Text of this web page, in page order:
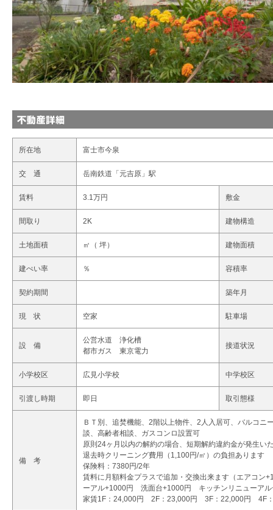
所在地 富士市今泉
交 通 岳南鉄道「元吉原」駅
賃料 3.1万円 敷金
間取り 2K 建物構造
土地面積 ㎡（ 坪） 建物面積
建ぺい率 ％ 容積率
契約期間 築年月
現 状 空家 駐車場
設 備
公営水道 浄化槽
都市ガス 東京電力
接道状況
小学校区 広見小学校 中学校区
引渡し時期 即日 取引態様
備 考
ＢＴ別、追焚機能、2階以上物件、2人入居可、バルコニ
談、高齢者相談、ガスコンロ設置可
原則24ヶ月以内の解約の場合、短期解約違約金が発生い
退去時クリーニング費用（1,100円/㎡）の負担あります
保険料：7380円/2年
賃料に月額料金プラスで追加・交換出来ます（エアコ
ーアル+1000円 洗面台+1000円 キッチンリニューアル
家賃1F：24,000円 2F：23,000円 3F：22,000円 4F